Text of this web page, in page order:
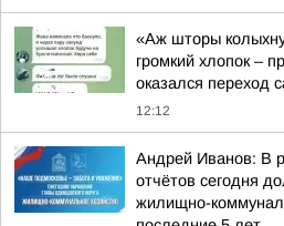
«Аж шторы
громкий хлопок –
оказался переход
12:12
Андрей Иванов: В
отчётов сегодня
жилищно-